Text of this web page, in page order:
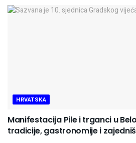
HRVATSKA
Manifestacija Pile i trganci u
tradicije, gastronomije i